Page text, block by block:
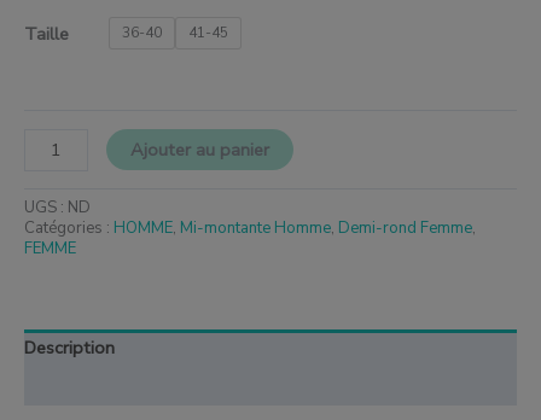
Taille 36-40 41-45
Ajouter au panier
UGS : ND
Catégories : HOMME, Mi-montante Homme, Demi-rond Femme,
FEMME
Description